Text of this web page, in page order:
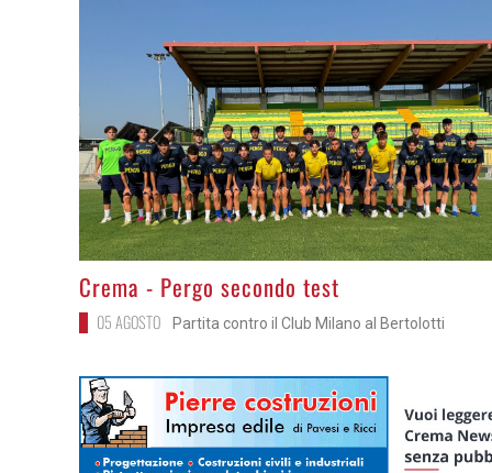
>
Crema - Pergo secondo test
05 AGOSTO Partita contro il Club Milano al Bertolotti